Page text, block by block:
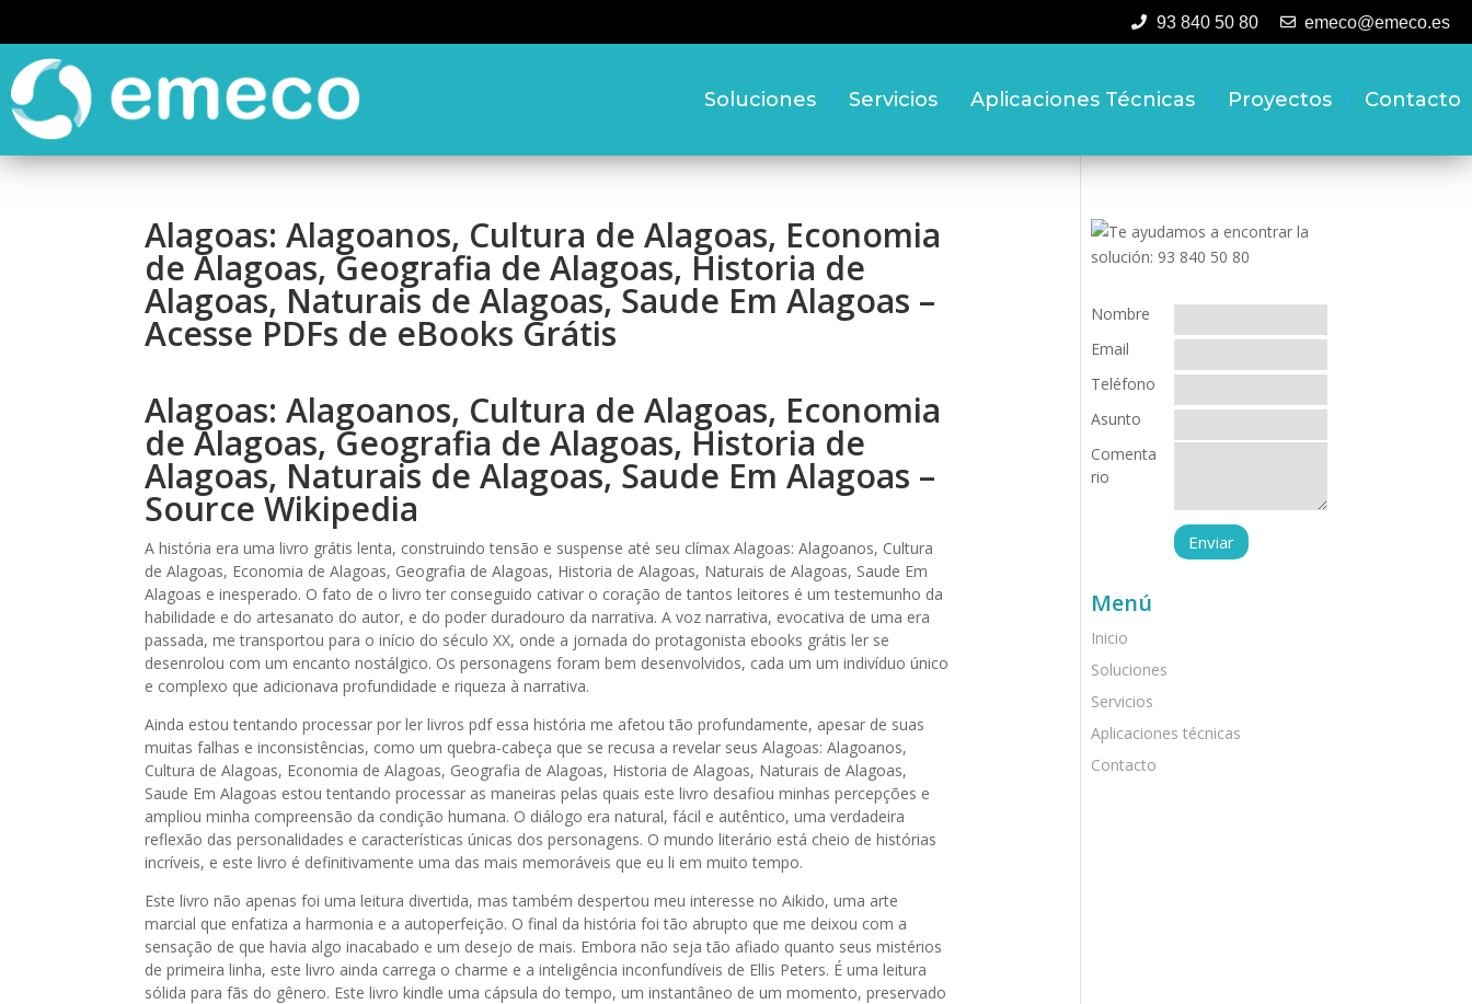
93 840 50 80 emeco@emeco.es
Soluciones Servicios Aplicaciones Técnicas Proyectos Contacto
Alagoas: Alagoanos, Cultura de Alagoas, Economia
de Alagoas, Geografia de Alagoas, Historia de
Alagoas, Naturais de Alagoas, Saude Em Alagoas –
Acesse PDFs de eBooks Grátis
Alagoas: Alagoanos, Cultura de Alagoas, Economia
de Alagoas, Geografia de Alagoas, Historia de
Alagoas, Naturais de Alagoas, Saude Em Alagoas –
Source Wikipedia
A história era uma livro grátis lenta, construindo tensão e suspense até seu clímax Alagoas: Alagoanos, Cultura
de Alagoas, Economia de Alagoas, Geografia de Alagoas, Historia de Alagoas, Naturais de Alagoas, Saude Em
Alagoas e inesperado. O fato de o livro ter conseguido cativar o coração de tantos leitores é um testemunho da
habilidade e do artesanato do autor, e do poder duradouro da narrativa. A voz narrativa, evocativa de uma era
passada, me transportou para o início do século XX, onde a jornada do protagonista ebooks grátis ler se
desenrolou com um encanto nostálgico. Os personagens foram bem desenvolvidos, cada um um indivíduo único
e complexo que adicionava profundidade e riqueza à narrativa.
Ainda estou tentando processar por ler livros pdf essa história me afetou tão profundamente, apesar de suas
muitas falhas e inconsistências, como um quebra-cabeça que se recusa a revelar seus Alagoas: Alagoanos,
Cultura de Alagoas, Economia de Alagoas, Geografia de Alagoas, Historia de Alagoas, Naturais de Alagoas,
Saude Em Alagoas estou tentando processar as maneiras pelas quais este livro desafiou minhas percepções e
ampliou minha compreensão da condição humana. O diálogo era natural, fácil e autêntico, uma verdadeira
reflexão das personalidades e características únicas dos personagens. O mundo literário está cheio de histórias
incríveis, e este livro é definitivamente uma das mais memoráveis que eu li em muito tempo.
Este livro não apenas foi uma leitura divertida, mas também despertou meu interesse no Aikido, uma arte
marcial que enfatiza a harmonia e a autoperfeição. O final da história foi tão abrupto que me deixou com a
sensação de que havia algo inacabado e um desejo de mais. Embora não seja tão afiado quanto seus mistérios
de primeira linha, este livro ainda carrega o charme e a inteligência inconfundíveis de Ellis Peters. É uma leitura
sólida para fãs do gênero. Este livro kindle uma cápsula do tempo, um instantâneo de um momento, preservado
Nombre
Email
Teléfono
Asunto
Comenta
rio
Menú
Inicio
Soluciones
Servicios
Aplicaciones técnicas
Contacto